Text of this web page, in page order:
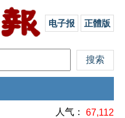
电子报 正體版
人气： 67,112